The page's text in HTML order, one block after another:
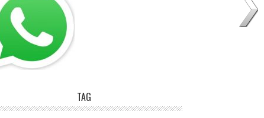
TAG